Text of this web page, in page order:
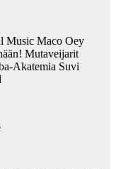
Music Maco Oey
Mutaveijarit
Akatemia Suvi